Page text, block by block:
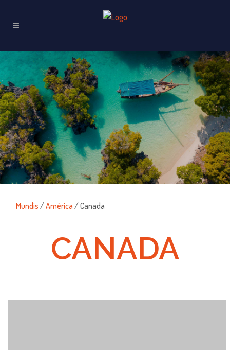
Mundis /América / Canada
CANADA